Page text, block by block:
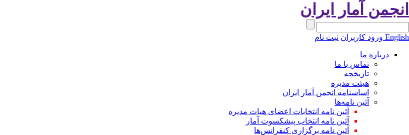
انجمن آمار ایران
English ورود کاربران ثبت نام
درباره ما
تماس با ما
تاریخچه
هیئت مدیره
اساسنامه انجمن آمار ایران
آئین نامه‌ها
آئین نامه انتخابات اعضای هیات مدیره
آئین نامه انتخاب پیشکسوت آمار
آئین نامه برگزاری کنفرانس‌ها